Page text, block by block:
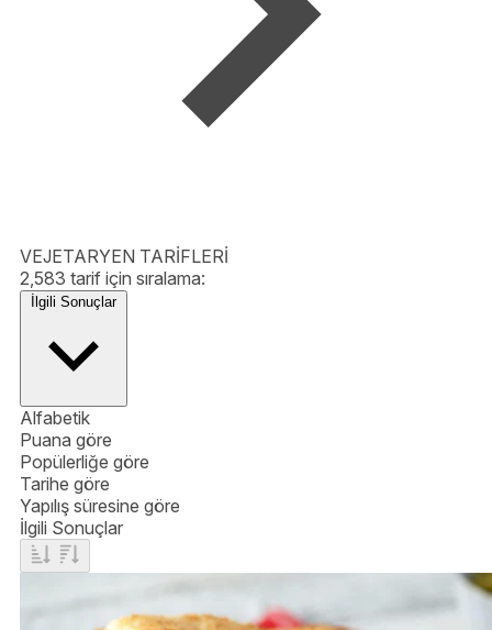
VEJETARYEN TARİFLERİ
2,583 tarif için sıralama:
İlgili Sonuçlar
Alfabetik
Puana göre
Popülerliğe göre
Tarihe göre
Yapılış süresine göre
İlgili Sonuçlar